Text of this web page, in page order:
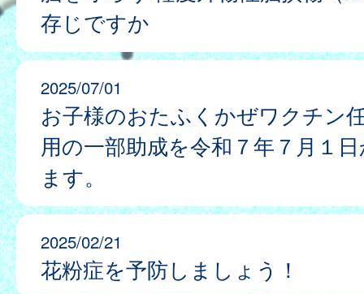
存じですか
2025/07/01
お子様のおたふくかぜワクチン
用の一部助成を令和７年７月１
ます。
2025/02/21
花粉症を予防しましょう！